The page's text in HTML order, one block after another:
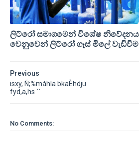
ලිට්රෝ සමාගමෙන් විශේෂ
වෙනුවෙන් ලිට්රෝ ගෑස් මිලේ
Previous
isxy, Ñ;%máhla bkaÈhdju
fyd,a,hs ``
No Comments: